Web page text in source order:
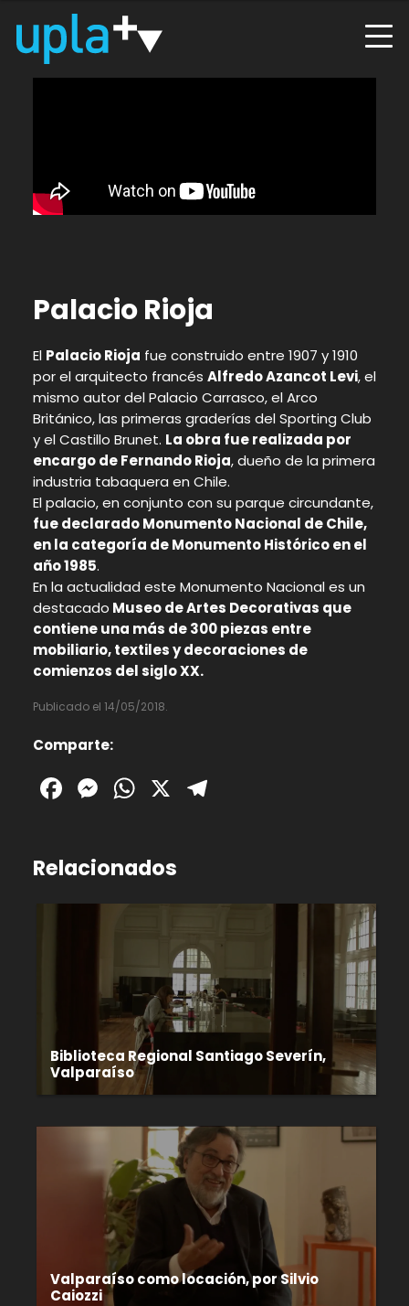
Palacio Rioja
El Palacio Rioja fue construido entre 1907 y 1910
por el arquitecto francés Alfredo Azancot Levi, el
mismo autor del Palacio Carrasco, el Arco
Británico, las primeras graderías del Sporting Club
y el Castillo Brunet. La obra fue realizada por
encargo de Fernando Rioja, dueño de la primera
industria tabaquera en Chile.
El palacio, en conjunto con su parque circundante,
fue declarado Monumento Nacional de Chile,
en la categoría de Monumento Histórico en el
año 1985.
En la actualidad este Monumento Nacional es un
destacado Museo de Artes Decorativas que
contiene una más de 300 piezas entre
mobiliario, textiles y decoraciones de
comienzos del siglo XX.
Publicado el 14/05/2018.
Comparte:
Facebook
Messenger
WhatsApp
X
Relacionados
Biblioteca Regional Santiago Severín,
Valparaíso
Valparaíso como locación, por Silvio
Caiozzi